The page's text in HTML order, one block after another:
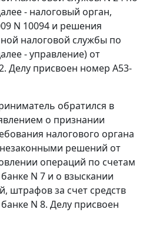
- налоговый орган,
N 10094 и решения
налоговой службы по
- управление) от
Делу присвоен номер А53-
обратился в
о признании
налогового органа
незаконными решений от
операций по счетам
N 7 и о взыскании
штрафов за счет средств
N 8. Делу присвоен